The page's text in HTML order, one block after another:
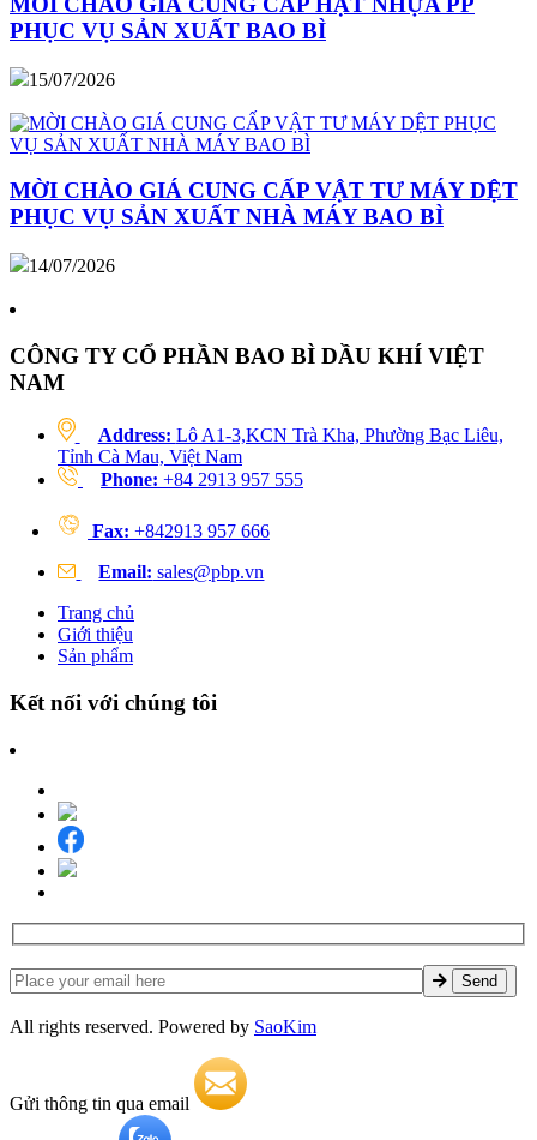
PHỤC VỤ SẢN XUẤT BAO BÌ
15/07/2026
MỜI CHÀO GIÁ CUNG CẤP VẬT TƯ MÁY DỆT
PHỤC VỤ SẢN XUẤT NHÀ MÁY BAO BÌ
14/07/2026
CÔNG TY CỔ PHẦN BAO BÌ DẦU KHÍ VIỆT
NAM
Address: Lô A1-3,KCN Trà Kha, Phường Bạc Liêu,
Tỉnh Cà Mau, Việt Nam
Phone: +84 2913 957 555
Fax: +842913 957 666
Email: sales@pbp.vn
Trang chủ
Giới thiệu
Sản phẩm
Kết nối với chúng tôi
All rights reserved. Powered by SaoKim
Gửi thông tin qua email